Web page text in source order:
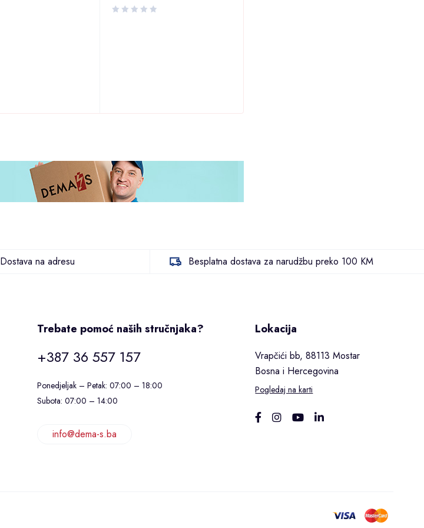
Dostava na adresu Besplatna dostava za narudžbu preko 100 KM
Trebate pomoć naših stručnjaka?
+387 36 557 157
Ponedjeljak – Petak: 07:00 – 18:00
Subota: 07:00 – 14:00
info@dema-s.ba
Lokacija
Vrapčići bb, 88113 Mostar
Bosna i Hercegovina
Pogledaj na karti